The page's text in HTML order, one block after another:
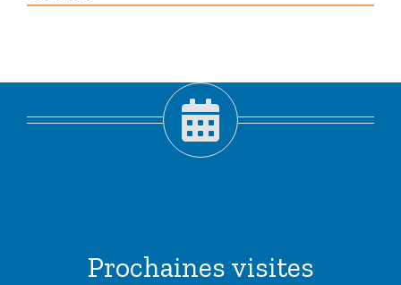
Prochaines visites